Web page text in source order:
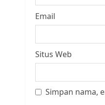
Email
Situs Web
Simpan nama,